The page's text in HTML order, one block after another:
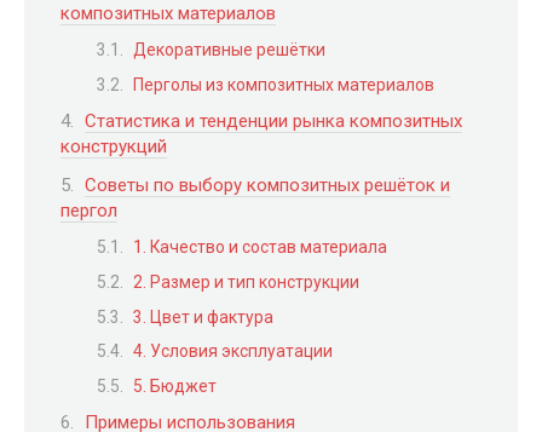
композитных материалов
Декоративные решётки
Перголы из композитных материалов
Статистика и тенденции рынка композитных
конструкций
Советы по выбору композитных решёток и
пергол
1. Качество и состав материала
2. Размер и тип конструкции
3. Цвет и фактура
4. Условия эксплуатации
5. Бюджет
Примеры использования